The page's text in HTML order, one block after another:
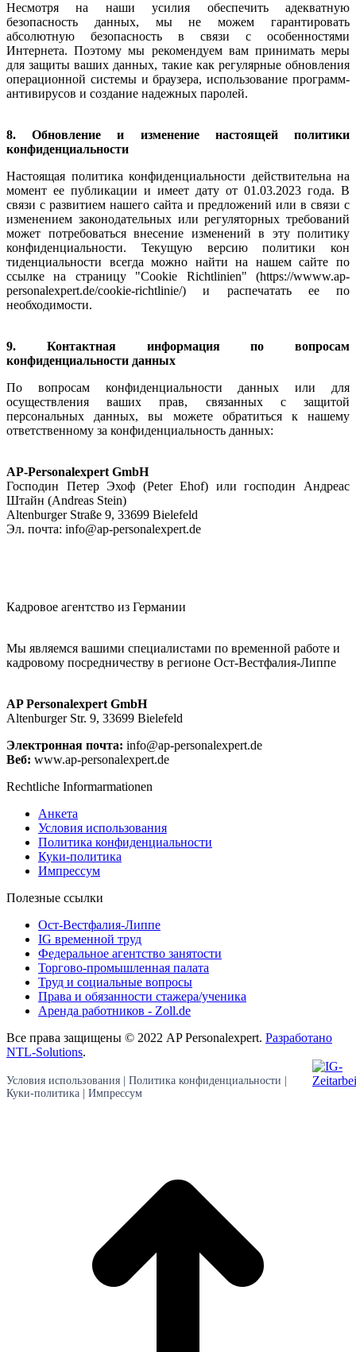
Несмотря на наши усилия обеспечить адекватную
безопасность данных, мы не можем гарантировать
абсолютную безопасность в связи с особенностями
Интернета. Поэтому мы рекомендуем вам принимать меры
для защиты ваших данных, такие как регулярные обновления
операционной системы и браузера, использование программ-
антивирусов и создание надежных паролей.
8. Обновление и изменение настоящей политики
конфиденциальности
Настоящая политика конфиденциальности действительна на
момент ее публикации и имеет дату от 01.03.2023 года. В
связи с развитием нашего сайта и предложений или в связи с
изменением законодательных или регуляторных требований
может потребоваться внесение изменений в эту политику
конфиденциальности. Текущую версию политики кон
тиденциальности всегда можно найти на нашем сайте по
ссылке на страницу "Cookie Richtlinien" (https://wwww.ap-
personalexpert.de/cookie-richtlinie/) и распечатать ее по
необходимости.
9. Контактная информация по вопросам
конфиденциальности данных
По вопросам конфиденциальности данных или для
осуществления ваших прав, связанных с защитой
персональных данных, вы можете обратиться к нашему
ответственному за конфиденциальность данных:
AP-Personalexpert GmbH
Господин Петер Эхоф (Peter Ehof) или господин Андреас
Штайн (Andreas Stein)
Altenburger Straße 9, 33699 Bielefeld
Эл. почта: info@ap-personalexpert.de
Кадровое агентство из Германии
Мы являемся вашими специалистами по временной работе и
кадровому посредничеству в регионе Ост-Вестфалия-Липпе
AP Personalexpert GmbH
Altenburger Str. 9, 33699 Bielefeld
Электронная почта: info@ap-personalexpert.de
Веб: www.ap-personalexpert.de
Rechtliche Informarmationen
Анкета
Условия использования
Политика конфиденциальности
Куки-политика
Импрессум
Полезные ссылки
Ост-Вестфалия-Липпе
IG временной труд
Федеральное агентство занятости
Торгово-промышленная палата
Труд и социальные вопросы
Права и обязанности стажера/ученика
Аренда работников - Zoll.de
Все права защищены © 2022 AP Personalexpert. Разработано
NTL-Solutions.
Условия использования Политика конфиденциальности
Куки-политика
Импрессум